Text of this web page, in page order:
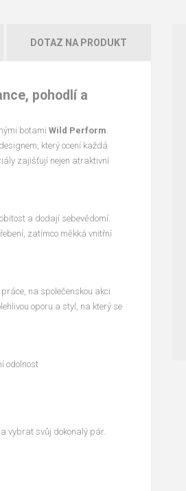
DOTAZ NA PRODUKT
pohodlí a
botami Wild Perform
který ocení každá
zajišťují nejen atraktivní
a dodají sebevědomí.
zatímco měkká vnitřní
na společenskou akci
oporu a styl, na který se
odolnost
vybrat svůj dokonalý pár.